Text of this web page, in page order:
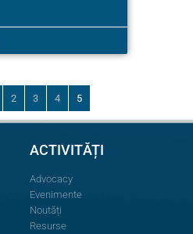
2 3 4 5
ACTIVITĂȚI
Advocacy
Evenimente
Noutăți
Resurse